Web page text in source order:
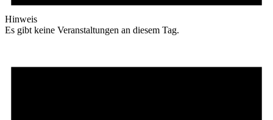
Hinweis
Es gibt keine Veranstaltungen an diesem Tag.